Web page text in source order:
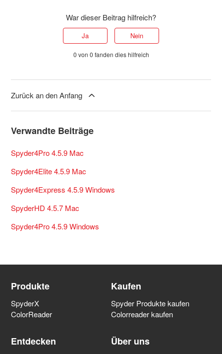
War dieser Beitrag hilfreich?
Ja Nein
0 von 0 fanden dies hilfreich
Zurück an den Anfang
Verwandte Beiträge
Spyder4Pro 4.5.9 Mac
Spyder4Elite 4.5.9 Mac
Spyder4Express 4.5.9 Windows
SpyderHD 4.5.7 Mac
Spyder4Pro 4.5.9 Windows
Produkte
SpyderX
ColorReader
Kaufen
Spyder Produkte kaufen
Colorreader kaufen
Entdecken Über uns